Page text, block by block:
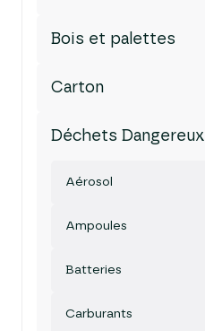
Bois et palettes
Carton
Déchets Dangereux
Aérosol
Ampoules
Batteries
Carburants